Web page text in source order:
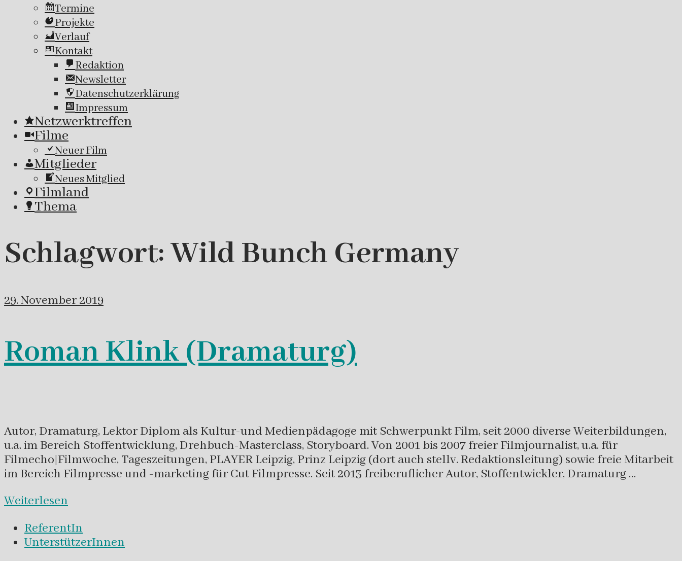
Termine
Projekte
Verlauf
Kontakt
Redaktion
Newsletter
Datenschutzerklärung
Impressum
Netzwerktreffen
Filme
Neuer Film
Mitglieder
Neues Mitglied
Filmland
Thema
Schlagwort:Wild Bunch Germany
29. November 2019
Roman Klink (Dramaturg)
Autor, Dramaturg, Lektor Diplom als Kultur-und Medienpädagoge mit Schwerpunkt Film, seit 2000 diverse Weiterbildungen,
u.a. im Bereich Stoffentwicklung, Drehbuch-Masterclass, Storyboard. Von 2001 bis 2007 freier Filmjournalist, u.a. für
Filmecho|Filmwoche, Tageszeitungen, PLAYER Leipzig, Prinz Leipzig (dort auch stellv. Redaktionsleitung) sowie freie Mitarbeit
im Bereich Filmpresse und -marketing für Cut Filmpresse. Seit 2013 freiberuflicher Autor, Stoffentwickler, Dramaturg …
Weiterlesen
ReferentIn
UnterstützerInnen